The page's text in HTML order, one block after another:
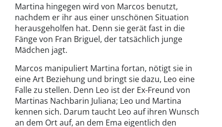
Martina hingegen wird von Marcos benutzt,
nachdem er ihr aus einer unschönen Situation
herausgeholfen hat. Denn sie gerät fast in die
Fänge von Fran Briguel, der tatsächlich junge
Mädchen jagt.
Marcos manipuliert Martina fortan, nötigt sie in
eine Art Beziehung und bringt sie dazu, Leo eine
Falle zu stellen. Denn Leo ist der Ex-Freund von
Martinas Nachbarin Juliana; Leo und Martina
kennen sich. Darum taucht Leo auf ihren Wunsch
an dem Ort auf, an dem Ema eigentlich den